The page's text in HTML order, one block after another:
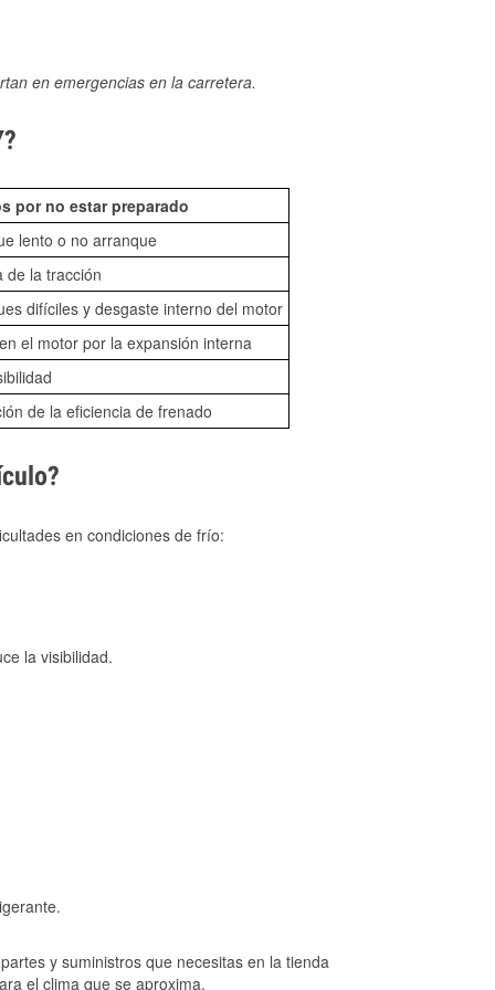
en emergencias en la carretera.
por no estar preparado
lento o no arranque
de la tracción
difíciles y desgaste interno del motor
el motor por la expansión interna
de la eficiencia de frenado
en condiciones de frío:
la visibilidad.
y suministros que necesitas en la tienda
el clima que se aproxima.